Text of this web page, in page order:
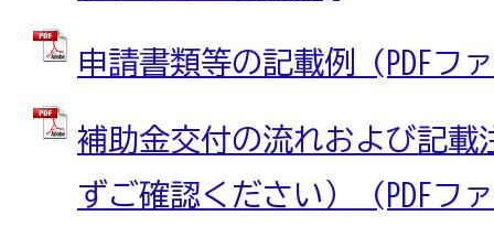
申請書類等の記載例 (PDFフ
補助金交付の流れおよび記載
ずご確認ください） (PDFフ